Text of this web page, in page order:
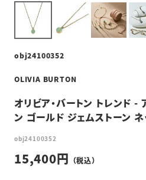
obj24100352
OLIVIA BURTON
オリビア・バートン トレンド -
ン ゴールド ジェムストーン ネ
obj24100352
15,400